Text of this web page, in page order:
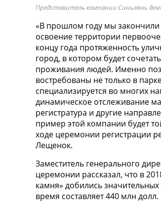
Представитель компании Синьлянь
«В прошлом году мы закончили
освоение территории
концу года протяженность
город, в котором будет
проживания людей. Именно
востребованы не только в
специализируется во многих
динамическое отслеживание
регистратура и другие
пример этой компании будет
ходе церемонии регистрации
Лещенок.
Заместитель генерального
церемонии рассказал, что в
камня» добились
время составляет 440 млн долл.